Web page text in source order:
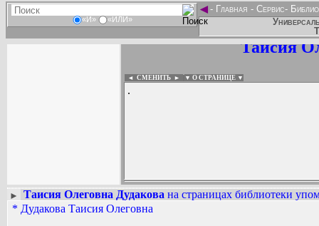
«И» «ИЛИ»
◄- Главная - Сервис-
Таисия
◄ СМЕНИТЬ ► ▼ О СТРАНИЦЕ ▼
.
Вадим Ершов...
► Таисия Олеговна Дудакова на страницах библиотеки
* Дудакова Таисия Олеговна